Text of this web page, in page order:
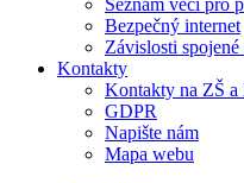
Seznam věcí pro
Bezpečný internet
Závislosti
Kontakty
Kontakty na ZŠ a
GDPR
Napište nám
Mapa webu